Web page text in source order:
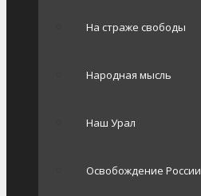
На страже свободы
Народная мысль
Наш Урал
Освобождение России